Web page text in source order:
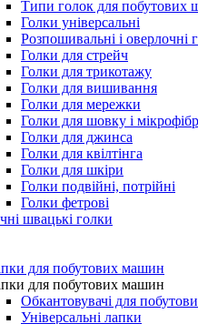
Типи голок для побутових
Голки універсальні
Розпошивальні і оверлочні
Голки для стрейч
Голки для трикотажу
Голки для вишивання
Голки для мережки
Голки для шовку і
Голки для джинса
Голки для квілтінга
Голки для шкіри
Голки подвійні, потрійні
Голки фетрові
швацькі голки
для побутових машин
для побутових машин
Обкантовувачі для
Універсальні лапки